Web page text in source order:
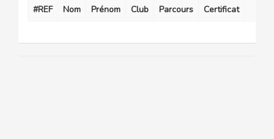
#REF Nom Prénom Club Parcours Certificat